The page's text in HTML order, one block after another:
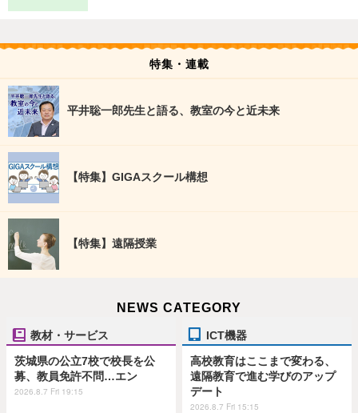
特集・連載
平井聡一郎先生と語る、教室の今と近未来
【特集】GIGAスクール構想
【特集】遠隔授業
NEWS CATEGORY
教材・サービス
茨城県の公立7校で校長を公
募、教員免許不問…エン
2026.8.7 Fri 19:15
ICT機器
高校教育はここまで変わる、
遠隔教育で進む学びのアップ
デート
2026.8.7 Fri 15:15